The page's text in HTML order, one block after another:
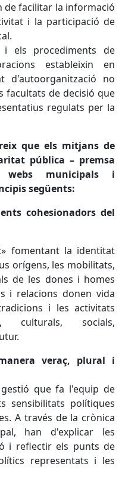
de facilitar la informació
i la participació de
els procediments de
estableixin en
d'autoorganització no
facultats de decisió que
regulats per la
que els mitjans de
pública – premsa
webs municipals i
següents:
cohesionadors del
fomentant la identitat
orígens, les mobilitats,
de les dones i homes
i relacions donen vida
i les activitats
culturals, socials,
veraç, plural i
que fa l'equip de
sensibilitats polítiques
A través de la crònica
han d'explicar les
i reflectir els punts de
representats i les